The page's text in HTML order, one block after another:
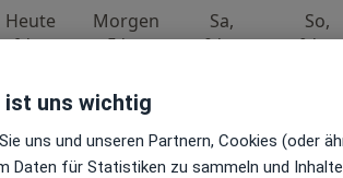
Heute
6 Aug
Morgen
7 Aug
Sa,
8 Aug
So,
9 Aug
Online-Terminbuchung nicht verfügbar
Terminanfrage senden
ist uns wichtig
uns und unseren Partnern, Cookies (oder
Daten für Statistiken zu sammeln und